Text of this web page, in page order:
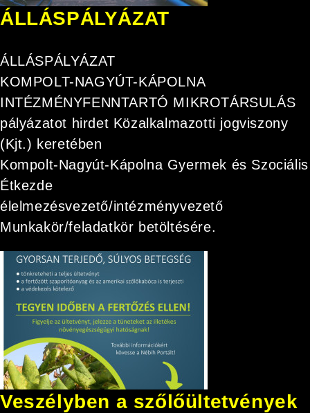
ÁLLÁSPÁLYÁZAT
ÁLLÁSPÁLYÁZAT
KOMPOLT-NAGYÚT-KÁPOLNA
INTÉZMÉNYFENNTARTÓ MIKROTÁRSULÁS
pályázatot hirdet Közalkalmazotti jogviszony
(Kjt.) keretében
Kompolt-Nagyút-Kápolna Gyermek és Szociális
Étkezde
élelmezésvezető/intézményvezető
Munkakör/feladatkör betöltésére.
Veszélyben a szőlőültetvények